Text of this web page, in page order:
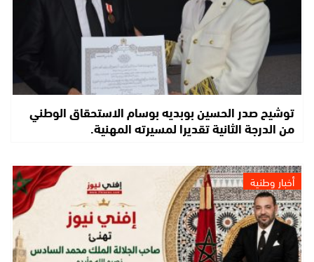
توشيح صدر الحسين بوبديه بوسام الاستحقاق الوطني
من الدرجة الثانية تقديرا لمسيرته المهنية.
أخبار وطنية